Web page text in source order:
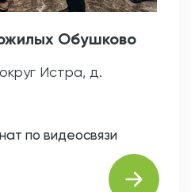
Обушково
Истра, д.
по видеосвязи